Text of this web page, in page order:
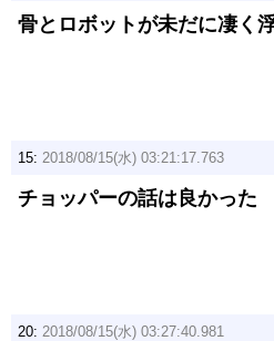
骨とロボットが未だに凄く
15: 2018/08/15(水) 03:21:17.763
チョッパーの話は良かった
20: 2018/08/15(水) 03:27:40.981